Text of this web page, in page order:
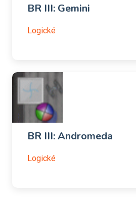
BR III: Gemini
Logické
BR III: Andromeda
Logické